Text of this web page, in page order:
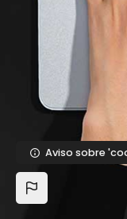
Aviso sobre